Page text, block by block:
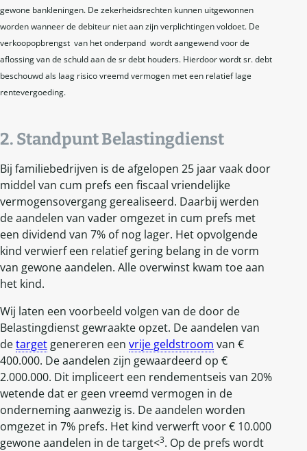
gewone bankleningen. De zekerheidsrechten kunnen uitgewonnen
worden wanneer de debiteur niet aan zijn verplichtingen voldoet. De
verkoopopbrengst van het onderpand wordt aangewend voor de
aflossing van de schuld aan de sr debt houders. Hierdoor wordt sr. debt
beschouwd als laag risico vreemd vermogen met een relatief lage
rentevergoeding.
2. Standpunt Belastingdienst
Bij familiebedrijven is de afgelopen 25 jaar vaak door
middel van cum prefs een fiscaal vriendelijke
vermogensovergang gerealiseerd. Daarbij werden
de aandelen van vader omgezet in cum prefs met
een dividend van 7% of nog lager. Het opvolgende
kind verwierf een relatief gering belang in de vorm
van gewone aandelen. Alle overwinst kwam toe aan
het kind.
Wij laten een voorbeeld volgen van de door de
Belastingdienst gewraakte opzet. De aandelen van
detarget genereren een vrije geldstroom van €
400.000. De aandelen zijn gewaardeerd op €
2.000.000. Dit impliceert een rendementseis van 20%
wetende dat er geen vreemd vermogen in de
onderneming aanwezig is. De aandelen worden
omgezet in 7% prefs. Het kind verwerft voor € 10.000
gewone aandelen in de target<3. Op de prefs wordt